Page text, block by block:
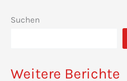
Suchen
Weitere Berichte